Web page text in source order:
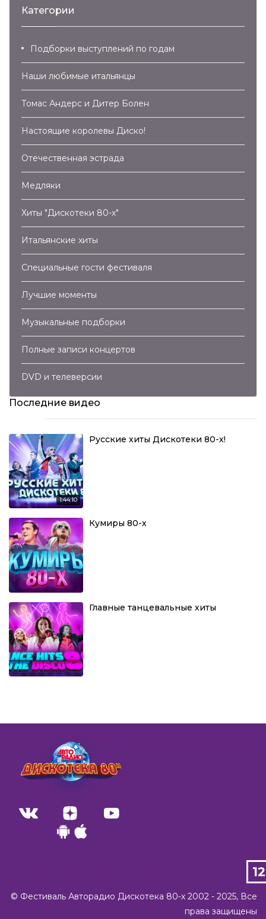
Категории
Подборки выступлений по годам
Наши любимые итальянцы
Томас Андерс и Дитер Болен
Настоящие королевы Диско!
Отечественная эстрада
Медляки
Хиты "Дискотеки 80-х"
Итальянские хиты
Специальные гости фестиваля
Лучшие моменты
Музыкальные подборки
Полные записи концертов
DVD и телеверсии
Последние видео
1:44:10
Русские хиты Дискотеки 80-х!
Кумиры 80-х
Главные танцевальные хиты
©️ Фестиваль Авторадио Дискотека 80-х 2002 - 2025, Все
права защищены